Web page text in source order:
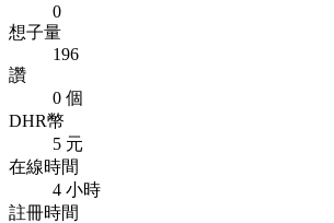
0
想子量
196
讚
0 個
DHR幣
5 元
在線時間
4 小時
註冊時間